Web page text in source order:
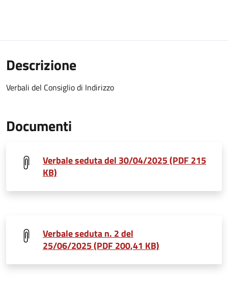
Descrizione
Verbali del Consiglio di Indirizzo
Documenti
Verbale seduta del 30/04/2025 (PDF 215
KB)
Verbale seduta n. 2 del
25/06/2025 (PDF 200,41 KB)